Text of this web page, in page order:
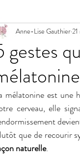
santé mentale
gestes
Anne-Lise Gauthier
mélatonine est une
cerveau, elle
que de recourir
naturelle.